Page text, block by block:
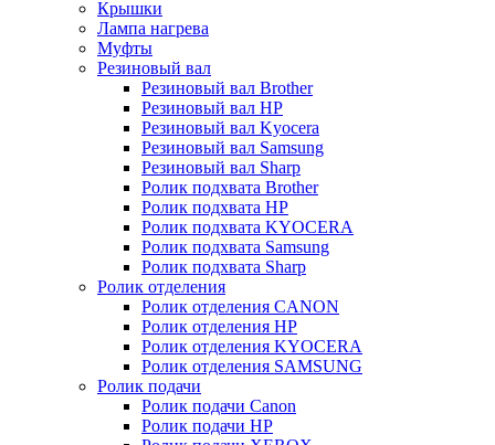
Крышки
Лампа нагрева
Муфты
Резиновый вал
Резиновый вал Brother
Резиновый вал HP
Резиновый вал Kyocera
Резиновый вал Samsung
Резиновый вал Sharp
Ролик подхвата Brother
Ролик подхвата HP
Ролик подхвата KYOCERA
Ролик подхвата Samsung
Ролик подхвата Sharp
Ролик отделения
Ролик отделения CANON
Ролик отделения HP
Ролик отделения KYOCERA
Ролик отделения SAMSUNG
Ролик подачи
Ролик подачи Canon
Ролик подачи HP